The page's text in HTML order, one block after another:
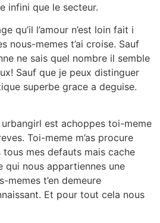
infini que le secteur.
qu’il l’amour n’est loin fait i
nous-memes t’ai croise. Sauf
ne sais quel nombre il semble
Sauf que je peux distinguer
superbe grace a deguise.
est achoppes toi-meme
Toi-meme m’as procure
mes defauts mais cache
qui nous appartiennes une
memes t’en demeure
Et pour tout cela nous